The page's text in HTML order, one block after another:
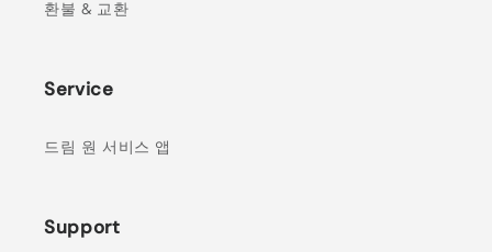
환불 & 교환
Service
드림 원 서비스 앱
Support